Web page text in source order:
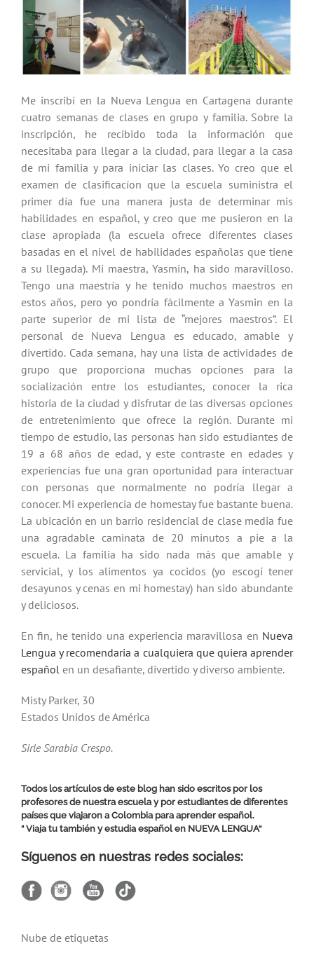
Me inscribí en la Nueva Lengua en Cartagena durante
cuatro semanas de clases en grupo y familia. Sobre la
inscripción, he recibido toda la información que
necesitaba para llegar a la ciudad, para llegar a la casa
de mi familia y para iniciar las clases. Yo creo que el
examen de clasificacíon que la escuela suministra el
primer día fue una manera justa de determinar mis
habilidades en español, y creo que me pusieron en la
clase apropiada (la escuela ofrece diferentes clases
basadas en el nivel de habilidades españolas que tiene
a su llegada). Mi maestra, Yasmin, ha sido maravilloso.
Tengo una maestría y he tenido muchos maestros en
estos años, pero yo pondría fácilmente a Yasmin en la
parte superior de mi lista de “mejores maestros”. El
personal de Nueva Lengua es educado, amable y
divertido. Cada semana, hay una lista de actividades de
grupo que proporciona muchas opciones para la
socialización entre los estudiantes, conocer la rica
historia de la ciudad y disfrutar de las diversas opciones
de entretenimiento que ofrece la región. Durante mi
tiempo de estudio, las personas han sido estudiantes de
19 a 68 años de edad, y este contraste en edades y
experiencias fue una gran oportunidad para interactuar
con personas que normalmente no podría llegar a
conocer. Mi experiencia de homestay fue bastante buena.
La ubicación en un barrio residencial de clase media fue
una agradable caminata de 20 minutos a pie a la
escuela. La familia ha sido nada más que amable y
servicial, y los alimentos ya cocidos (yo escogí tener
desayunos y cenas en mi homestay) han sido abundante
y deliciosos.
En fin, he tenido una experiencia maravillosa en Nueva
Lengua y recomendaria a cualquiera que quiera aprender
español en un desafiante, divertido y diverso ambiente.
Misty Parker, 30
Estados Unidos de América
Sirle Sarabia Crespo.
Todos los artículos de este blog han sido escritos por los
profesores de nuestra escuela y por estudiantes de diferentes
países que viajaron a Colombia para aprender español.
“ Viaja tu también y estudia español en NUEVA LENGUA“
Síguenos en nuestras redes sociales:
Nube de etiquetas